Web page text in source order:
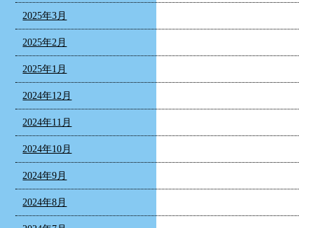
2025年3月
2025年2月
2025年1月
2024年12月
2024年11月
2024年10月
2024年9月
2024年8月